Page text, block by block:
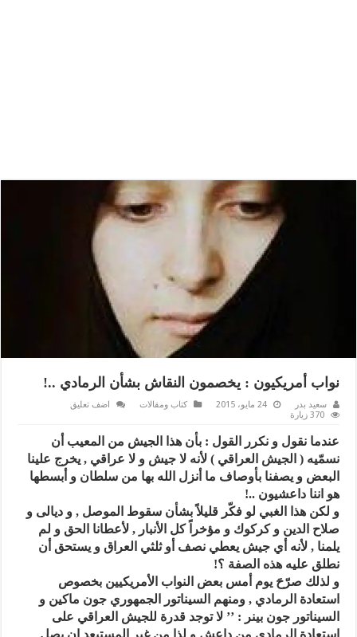
نواب أمريكيون : يخصمون النقاش بشأن الرمادي ..!
سعيد بدر 24 مايو، 2015 كتاب ومقالات
اضف تعليق
370 زيارة
عندما نقول و نكرر القول : بأن هذا الجيش من المعيب أن
نسمّيه ( الجيش العراقي ) لأنه لا جيش و لا عراقي , يخرج علينا
البعض و يصفنا بأوصاف ما أنزل الله بها من سلطان و أبسطها
هو اننا داعشيون ..!
و لكن هذا الغبي لو فكّر قليلاً بشأن سقوط الموصل , و ديالى و
صلاح الدين و كركوك و مؤخراً كل الأنبار , لأعطانا الحق و لم
يلمنا , لأنه أي جيش يعطي نصف أو ثلثي العراق و يستحق أن
نطلق عليه هذه الصفة ؟!
و لذلك صرّحَ يوم أمس بعض النواب الأمريكيين بخصوص
استعادة الرمادي , ومنهم السيناتور الجمهوري جون ماكين و
السيناتور جون بينر : ’’ لا توجد قدرة للجيش العراقي على
إستعادة الرمادي من داعش و لذا من غير المستبعد ان يصل